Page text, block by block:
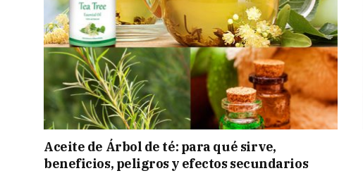
Aceite de Árbol de té: para qué sirve,
beneficios, peligros y efectos secundarios